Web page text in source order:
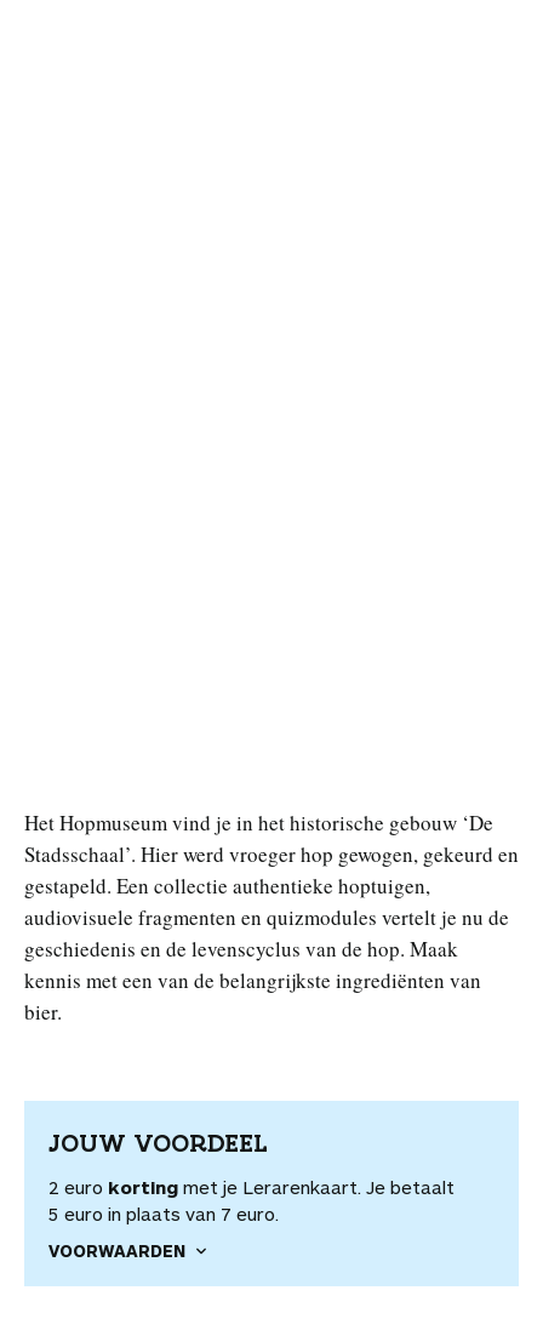
Het Hopmuseum vind je in het historische gebouw ‘De
Stadsschaal’. Hier werd vroeger hop gewogen, gekeurd en
gestapeld. Een collectie authentieke hoptuigen,
audiovisuele fragmenten en quizmodules vertelt je nu de
geschiedenis en de levenscyclus van de hop. Maak
kennis met een van de belangrijkste ingrediënten van
bier.
JOUW VOORDEEL
2 euro korting met je Lerarenkaart. Je betaalt
5 euro in plaats van 7 euro.
VOORWAARDEN